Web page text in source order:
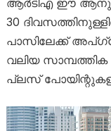
ആർടിഎ ഈ
30
പാസിലേക്ക്
വലിയ
പ്ലസ്